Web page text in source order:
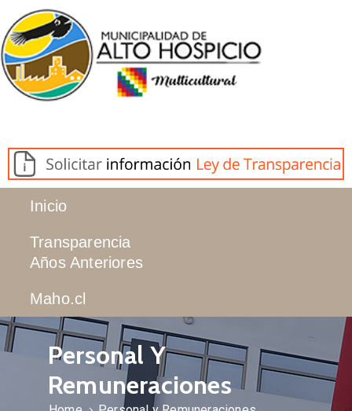
Inicio
Transparencia
Años Anteriores
Maho.cl
Personal Y
Remuneraciones